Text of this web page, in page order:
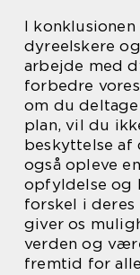
I
dyreelskere
arbejde med
forbedre
om du
plan, vil du
beskyttelse af
også opleve
opfyldelse og
forskel i
giver os
verden og
fremtid for